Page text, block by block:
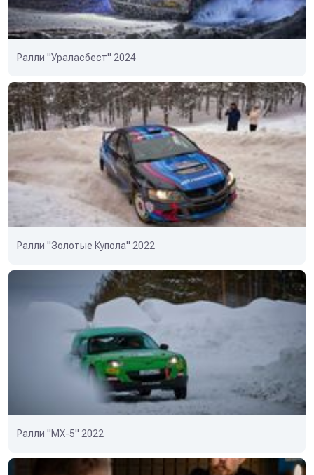
Ралли "Ураласбест" 2024
Ралли "Золотые Купола" 2022
Ралли "MX-5" 2022